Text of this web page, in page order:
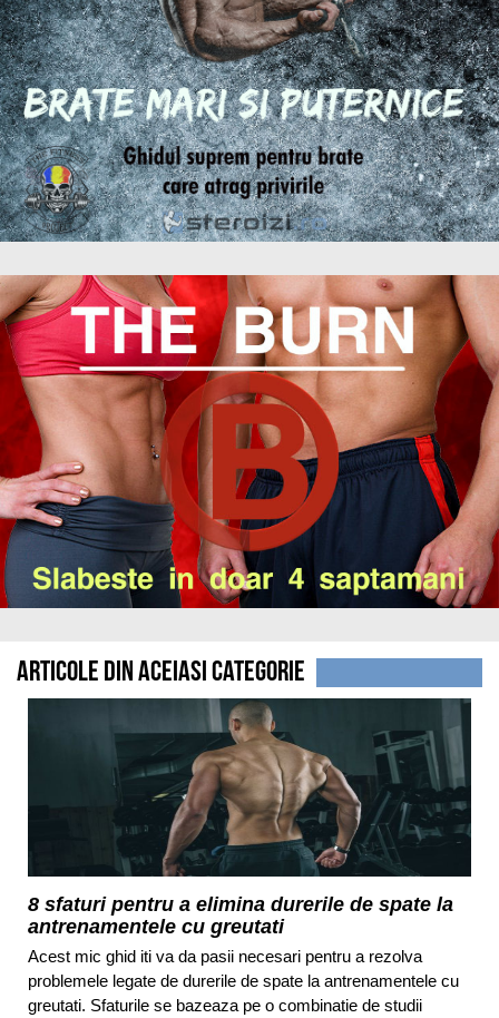
Articole din aceiasi categorie
8 sfaturi pentru a elimina durerile de spate la
antrenamentele cu greutati
Acest mic ghid iti va da pasii necesari pentru a rezolva
problemele legate de durerile de spate la antrenamentele cu
greutati. Sfaturile se bazeaza pe o combinatie de studii